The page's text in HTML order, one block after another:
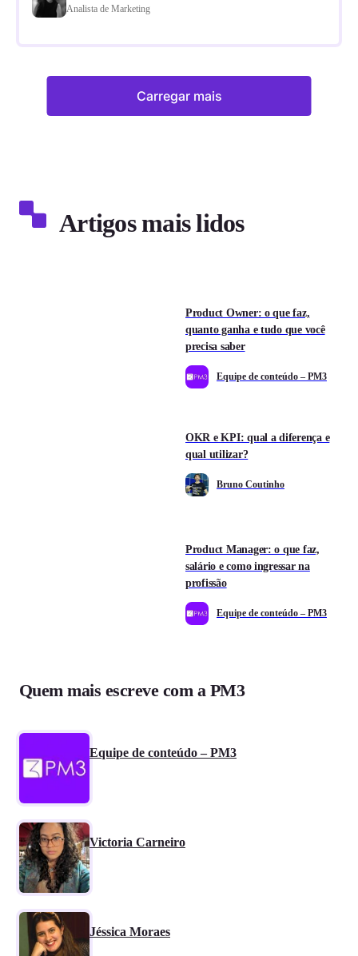
Analista de Marketing
Carregar mais
Artigos mais lidos
Product Owner: o que faz,
quanto ganha e tudo que você
precisa saber
Equipe de conteúdo – PM3
OKR e KPI: qual a diferença e
qual utilizar?
Bruno Coutinho
Product Manager: o que faz,
salário e como ingressar na
profissão
Equipe de conteúdo – PM3
Quem mais escreve com a PM3
Equipe de conteúdo – PM3
Victoria Carneiro
Jéssica Moraes